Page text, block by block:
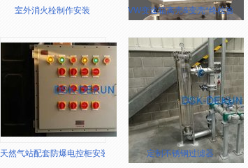
室外消火栓制作安装 VW变速箱离壳&变壳*终检验工装
天然气站配套防爆电控柜安装 定制不锈钢过滤器